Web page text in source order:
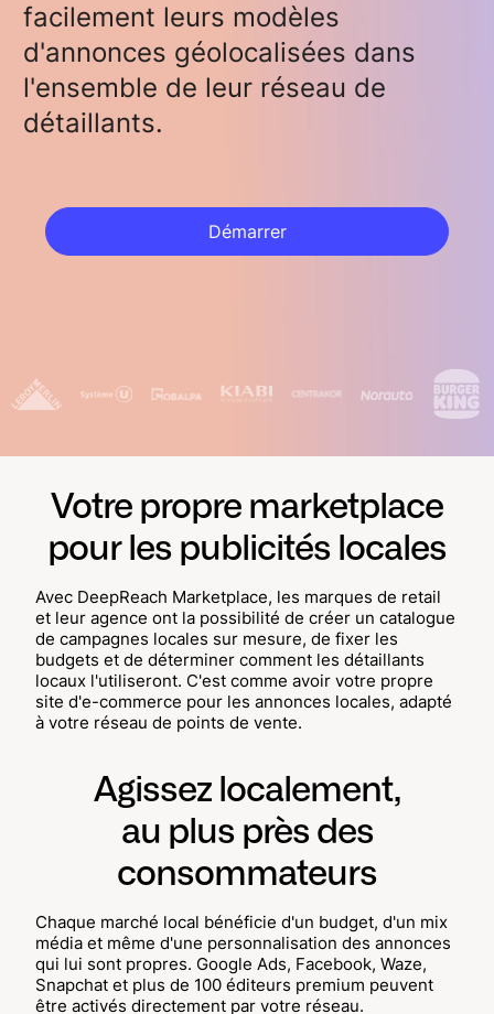
facilement leurs modèles
d'annonces géolocalisées dans
l'ensemble de leur réseau de
détaillants.
Démarrer
Démarrer
Votre propre marketplace
pour les publicités locales
Avec DeepReach Marketplace, les marques de retail
et leur agence ont la possibilité de créer un catalogue
de campagnes locales sur mesure, de fixer les
budgets et de déterminer comment les détaillants
locaux l'utiliseront. C'est comme avoir votre propre
site d'e-commerce pour les annonces locales, adapté
à votre réseau de points de vente.
Agissez localement,
au plus près des
consommateurs
Chaque marché local bénéficie d'un budget, d'un mix
média et même d'une personnalisation des annonces
qui lui sont propres. Google Ads, Facebook, Waze,
Snapchat et plus de 100 éditeurs premium peuvent
être activés directement par votre réseau.